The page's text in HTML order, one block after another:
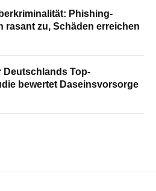
Phishing-
rasant zu, Schäden erreichen
Top-
bewertet Daseinsvorsorge